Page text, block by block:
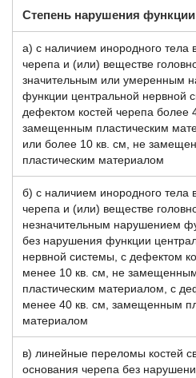
Степень нарушения
а) с наличием инородного тела
черепа и (или) веществе
значительным или умеренным
функции центральной нервной
дефектом костей черепа более
замещенным пластическим
или более 10 кв. см, не
пластическим материалом
б) с наличием инородного тела
черепа и (или) веществе
незначительным нарушением
без нарушения функции
нервной системы, с дефектом
менее 10 кв. см, не
пластическим материалом, с
менее 40 кв. см, замещенным
материалом
в) линейные переломы костей
основания черепа без